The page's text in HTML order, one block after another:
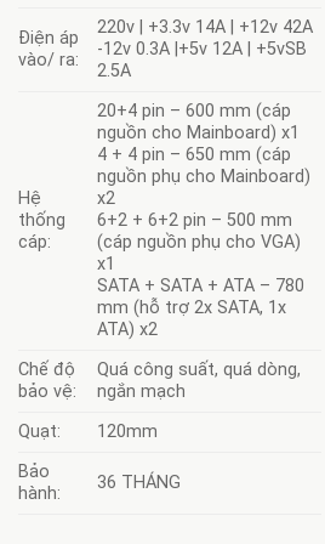
Điện áp
vào/ ra:
220v | +3.3v 14A | +12v 42A
-12v 0.3A |+5v 12A | +5vSB
2.5A
Hệ
thống
cáp:
20+4 pin – 600 mm (cáp
nguồn cho Mainboard) x1
4 + 4 pin – 650 mm (cáp
nguồn phụ cho Mainboard)
x2
6+2 + 6+2 pin – 500 mm
(cáp nguồn phụ cho VGA)
x1
SATA + SATA + ATA – 780
mm (hỗ trợ 2x SATA, 1x
ATA) x2
Chế độ
bảo vệ:
Quá công suất, quá dòng,
ngắn mạch
Quạt:
120mm
Bảo
hành:
36 THÁNG